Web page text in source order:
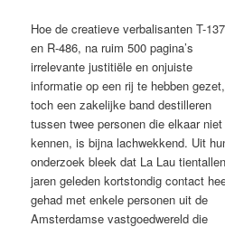
Hoe de creatieve verbalisanten T-137
en R-486, na ruim 500 pagina’s
irrelevante justitiële en onjuiste
informatie op een rij te hebben gezet,
toch een zakelijke band destilleren
tussen twee personen die elkaar niet
kennen, is bijna lachwekkend. Uit
onderzoek bleek dat La Lau tientallen
jaren geleden kortstondig contact
gehad met enkele personen uit de
Amsterdamse vastgoedwereld die